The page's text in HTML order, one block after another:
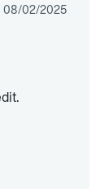
08/02/2025